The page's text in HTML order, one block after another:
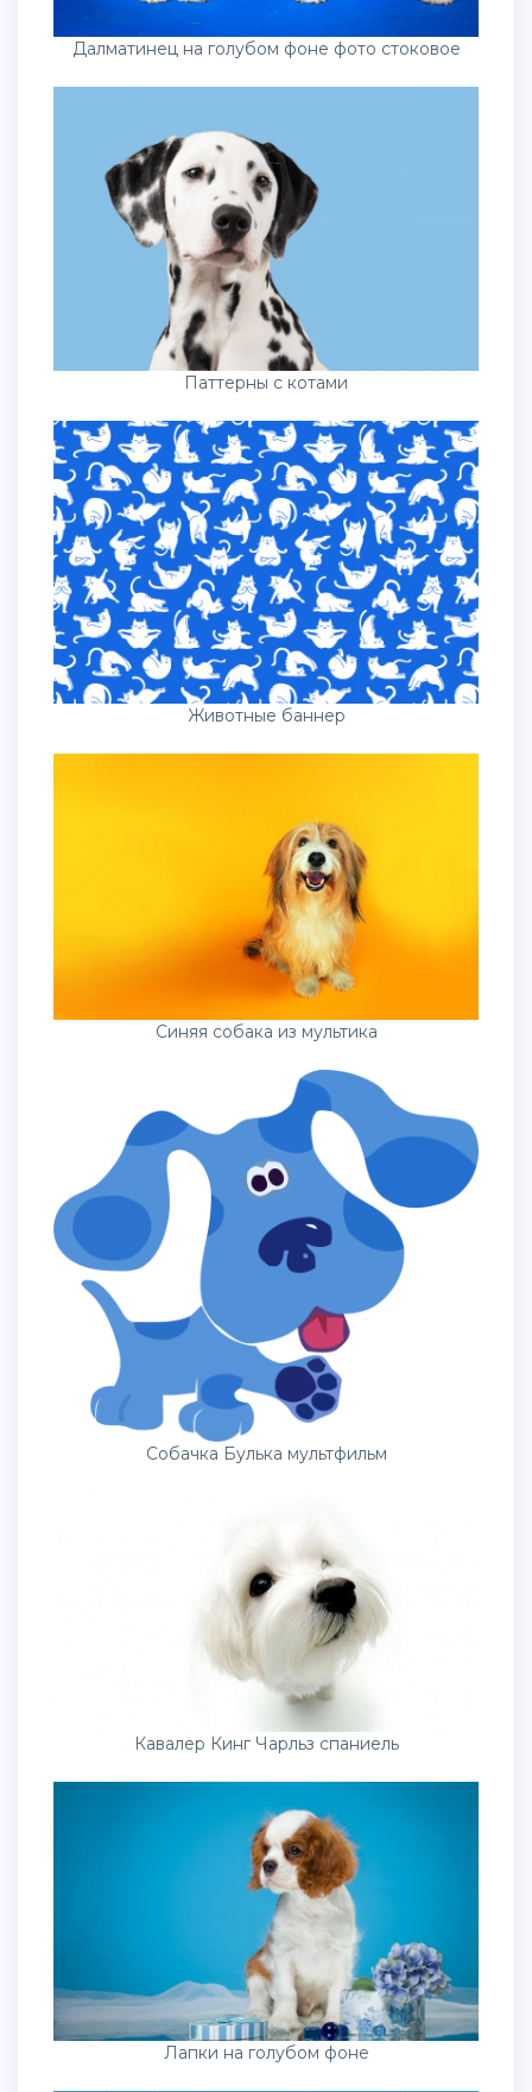
Далматинец на голубом фоне фото стоковое
Паттерны с котами
Животные баннер
Синяя собака из мультика
Собачка Булька мультфильм
Кавалер Кинг Чарльз спаниель
Лапки на голубом фоне